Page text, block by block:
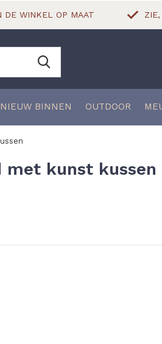
NIEUW BINNEN OUTDOOR
DE WINKEL OP MAAT
met kunst kussen